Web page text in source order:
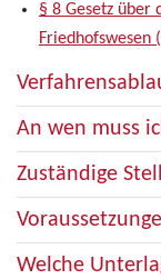
§ 8 Gesetz über
Friedhofswesen
An wen muss
Zuständige
Welche